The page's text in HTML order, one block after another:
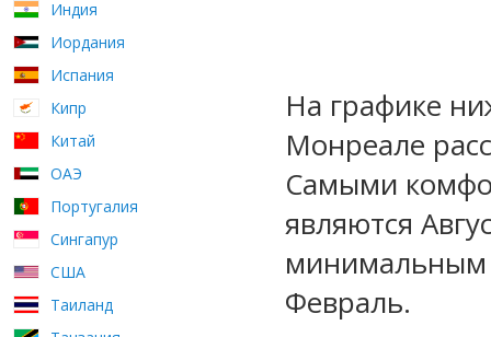
Индия
Иордания
Испания
Кипр
Китай
ОАЭ
Португалия
Сингапур
США
Таиланд
На графике
Монреале
Самыми
являются
минимальным
Февраль.